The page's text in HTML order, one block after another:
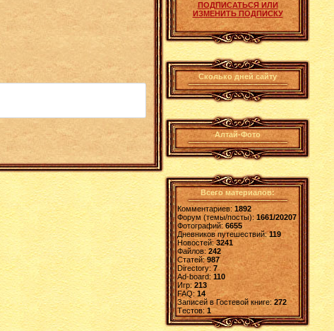
ПОДПИСАТЬСЯ ИЛИ
ИЗМЕНИТЬ ПОДПИСКУ
Сколько дней сайту
Алтай-Фото
Всего материалов:
Комментариев: 1892
Форум (темы/посты):1661/20207
Фотографий:6655
Дневников путешествий:119
Новостей:3241
Файлов: 242
Статей:987
Directory: 7
Ad-board:110
Игр: 213
FAQ:14
Записей в Гостевой книге:272
Tестов: 1